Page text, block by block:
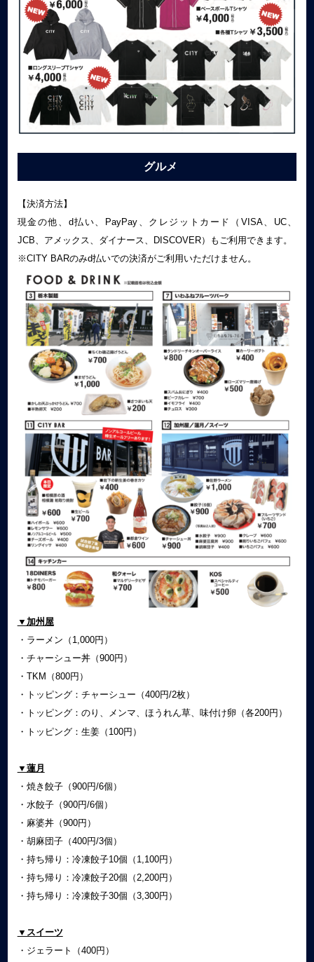
グルメ
【決済方法】
現金の他、d払い、PayPay、クレジットカード（VISA、UC、
JCB、アメックス、ダイナース、DISCOVER）もご利用できます。
※CITY BARのみd払いでの決済がご利用いただけません。
▼加州屋
・ラーメン（1,000円）
・チャーシュー丼（900円）
・TKM（800円）
・トッピング：チャーシュー（400円/2枚）
・トッピング：のり、メンマ、ほうれん草、味付け卵（各200円）
・トッピング：生姜（100円）
▼蓮月
・焼き餃子（900円/6個）
・水餃子（900円/6個）
・麻婆丼（900円）
・胡麻団子（400円/3個）
・持ち帰り：冷凍餃子10個（1,100円）
・持ち帰り：冷凍餃子20個（2,200円）
・持ち帰り：冷凍餃子30個（3,300円）
▼スイーツ
・ジェラート（400円）